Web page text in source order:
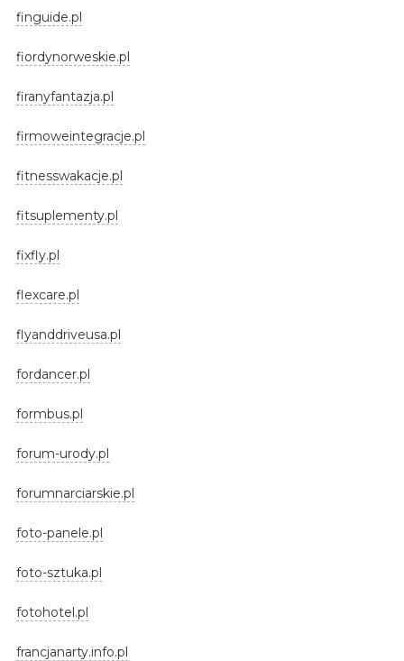
finguide.pl
fiordynorweskie.pl
firanyfantazja.pl
firmoweintegracje.pl
fitnesswakacje.pl
fitsuplementy.pl
fixfly.pl
flexcare.pl
flyanddriveusa.pl
fordancer.pl
formbus.pl
forum-urody.pl
forumnarciarskie.pl
foto-panele.pl
foto-sztuka.pl
fotohotel.pl
francjanarty.info.pl